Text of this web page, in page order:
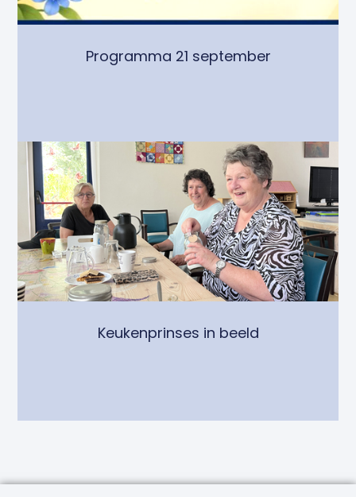
Programma 21 september
Keukenprinses in beeld